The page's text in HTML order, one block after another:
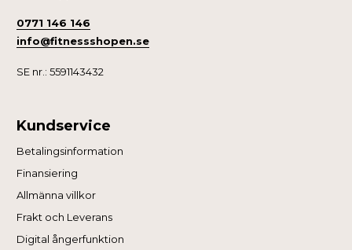
0771 146 146
info@fitnessshopen.se
SE nr.: 5591143432
Kundservice
Betalingsinformation
Finansiering
Allmänna villkor
Frakt och Leverans
Digital ångerfunktion